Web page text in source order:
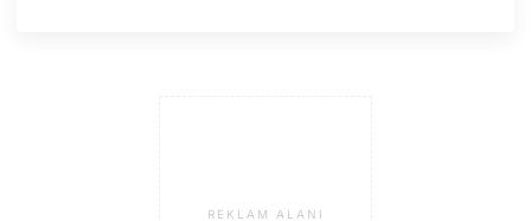
REKLAM ALANI